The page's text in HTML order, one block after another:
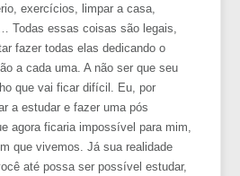
exercícios, limpar a casa,
Todas essas coisas são legais,
fazer todas elas dedicando o
a cada uma. A não ser que seu
que vai ficar difícil. Eu, por
a estudar e fazer uma pós
agora ficaria impossível para mim,
que vivemos. Já sua realidade
até possa ser possível estudar,